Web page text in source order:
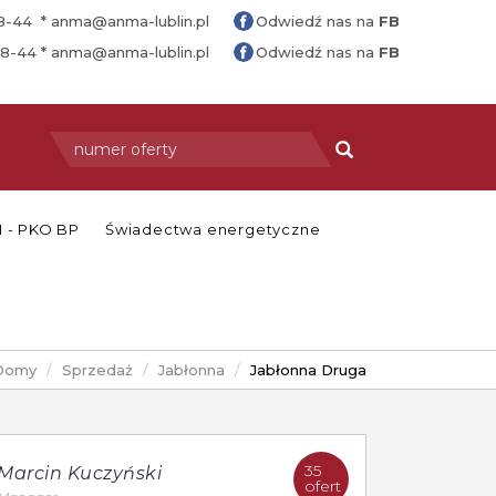
44 * anma@anma-lublin.pl Odwiedź nas na FB
44 * anma@anma-lublin.pl Odwiedź nas na FB
- PKO BP Świadectwa energetyczne
Sprzedaż Jabłonna Jabłonna Druga
35
ofert
Kuczyński